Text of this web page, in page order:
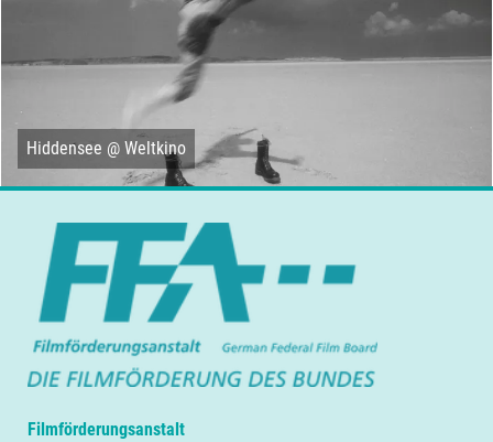
Hiddensee @ Weltkino
Filmförderungsanstalt